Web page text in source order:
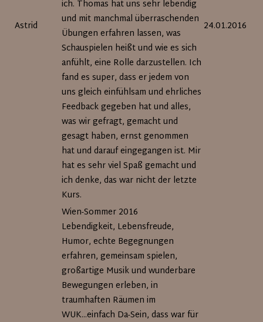
Astrid
ich. Thomas hat uns sehr lebendig
und mit manchmal überraschenden
Übungen erfahren lassen, was
Schauspielen heißt und wie es sich
anfühlt, eine Rolle darzustellen. Ich
fand es super, dass er jedem von
uns gleich einfühlsam und ehrliches
Feedback gegeben hat und alles,
was wir gefragt, gemacht und
gesagt haben, ernst genommen
hat und darauf eingegangen ist. Mir
hat es sehr viel Spaß gemacht und
ich denke, das war nicht der letzte
Kurs.
24.01.2016
Wien-Sommer 2016
Lebendigkeit, Lebensfreude,
Humor, echte Begegnungen
erfahren, gemeinsam spielen,
großartige Musik und wunderbare
Bewegungen erleben, in
traumhaften Räumen im
WUK...einfach Da-Sein, dass war für